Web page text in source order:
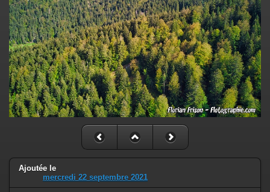
Ajoutée le
mercredi 22 septembre 2021